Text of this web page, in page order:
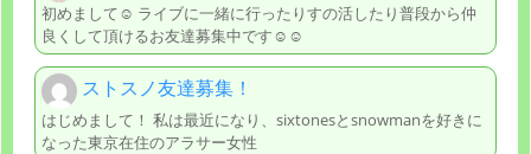
初めまして☺︎ ライブに一緒に行ったりすの活したり普段から仲
良くして頂けるお友達募集中です☺︎☺︎
ストスノ友達募集！
はじめまして！ 私は最近になり、sixtonesとsnowmanを好きに
なった東京在住のアラサー女性